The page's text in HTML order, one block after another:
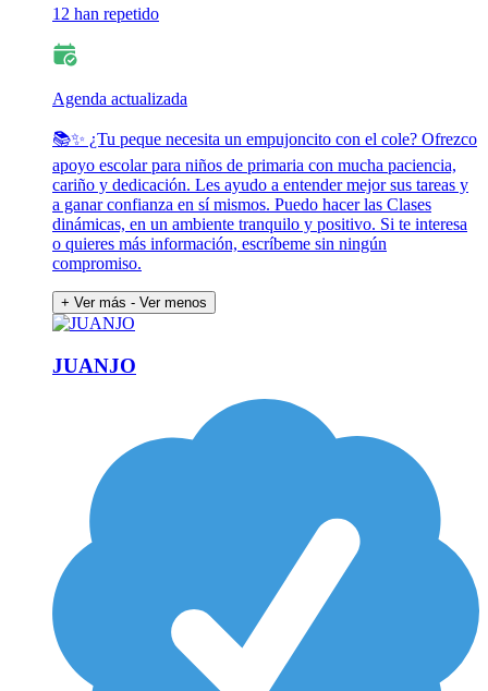
12 han repetido
Agenda actualizada
📚✨ ¿Tu peque necesita un empujoncito con el cole? Ofrezco
apoyo escolar para niños de primaria con mucha paciencia,
cariño y dedicación. Les ayudo a entender mejor sus tareas y
a ganar confianza en sí mismos. Puedo hacer las Clases
dinámicas, en un ambiente tranquilo y positivo. Si te interesa
o quieres más información, escríbeme sin ningún
compromiso.
+ Ver más - Ver menos
JUANJO